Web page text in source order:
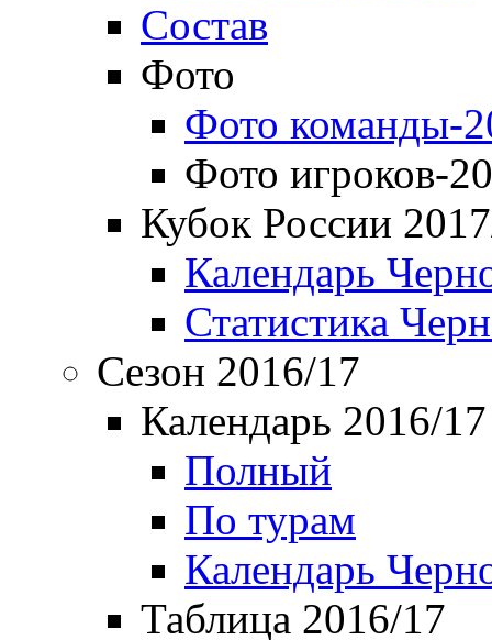
Состав
Фото
Фото команды-
Фото игроков-
Кубок России
Календарь
Статистика
Сезон 2016/17
Календарь 2016/17
Полный
По турам
Календарь
Таблица 2016/17